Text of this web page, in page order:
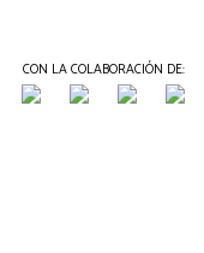
CON LA COLABORACIÓN DE: